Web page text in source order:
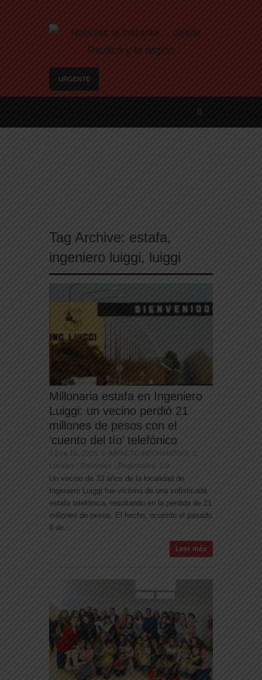
URGENTE
las nuevas estafas laborales para robar dinero y
Ciudad en el Conurbano: «Asesinos de m…, los
vamos a agarrar»
A un año del caso del preceptor que mató a su
Tag Archive: estafa,
ingeniero luiggi, luiggi
Millonaria estafa en Ingeniero
Luiggi: un vecino perdió 21
millones de pesos con el
‘cuento del tío’ telefónico
Ene 16, 2026
IMPACTO INFORMATIVO
Locales , Policiales , Regionales 0
Un vecino de 33 años de la localidad de
Ingeniero Luiggi fue víctima de una sofisticada
estafa telefónica, resultando en la pérdida de 21
millones de pesos. El hecho, ocurrido el pasado
8 de...
Leer más